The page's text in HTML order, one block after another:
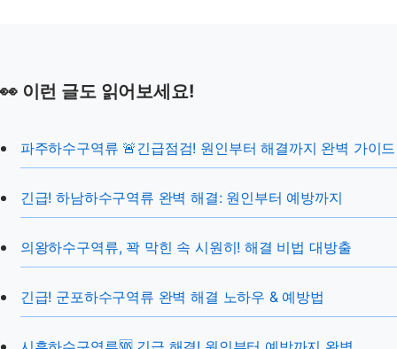
👀 이런 글도 읽어보세요!
파주하수구역류 🚨긴급점검! 원인부터 해결까지 완벽 가이드
긴급! 하남하수구역류 완벽 해결: 원인부터 예방까지
의왕하수구역류, 꽉 막힌 속 시원히! 해결 비법 대방출
긴급! 군포하수구역류 완벽 해결 노하우 & 예방법